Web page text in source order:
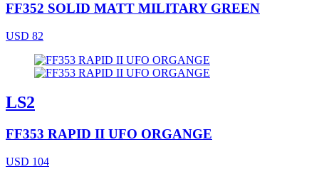
FF352 SOLID MATT MILITARY GREEN
USD 82
LS2
FF353 RAPID II UFO ORGANGE
USD 104